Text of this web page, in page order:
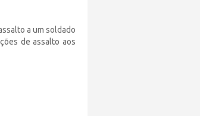
a um soldado
de assalto aos